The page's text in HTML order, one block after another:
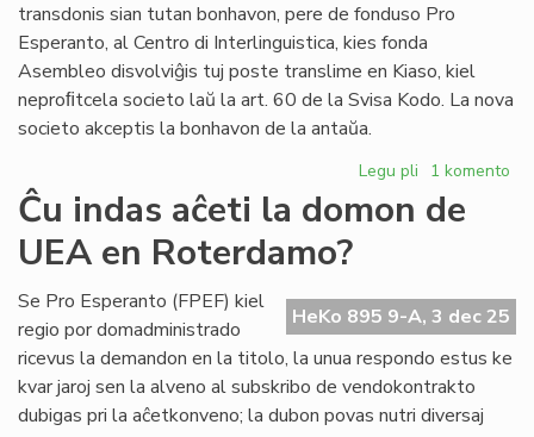
transdonis sian tutan bonhavon, pere de fonduso Pro
Esperanto, al Centro di Interlinguistica, kies fonda
Asembleo disvolviĝis tuj poste translime en Kiaso, kiel
neproﬁtcela societo laŭ la art. 60 de la Svisa Kodo. La nova
societo akceptis la bonhavon de la antaŭa.
Legu pli pri
Ĉesis
IIC,
!
1 komento
Ĉu indas aĉeti la domon de
UEA en Roterdamo?
HeKo 895 9-A, 3 dec 25
Se Pro Esperanto (FPEF) kiel
regio por domadministrado
ricevus la demandon en la titolo, la unua respondo estus ke
kvar jaroj sen la alveno al subskribo de vendokontrakto
dubigas pri la aĉetkonveno; la dubon povas nutri diversaj